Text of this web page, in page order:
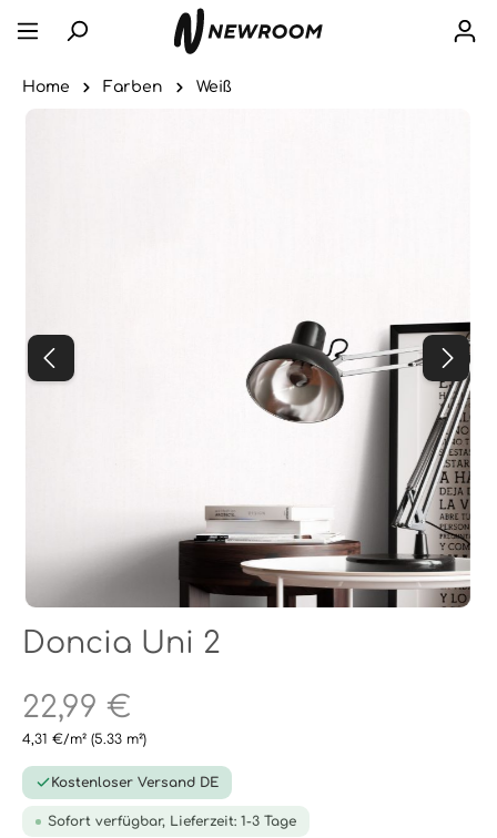
Home Farben Weiß
Doncia Uni 2
22,99 €
4,31 €/m² (5.33 m²)
Kostenloser Versand DE
Sofort verfügbar, Lieferzeit: 1-3 Tage